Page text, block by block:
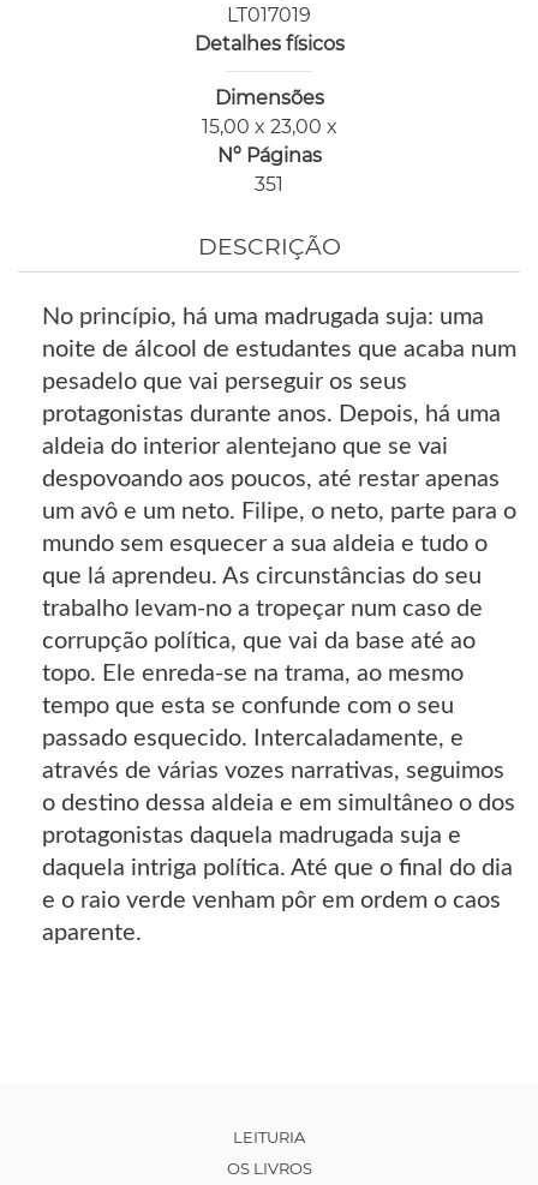
LT017019
Detalhes físicos
Dimensões
15,00 x 23,00 x
Nº Páginas
351
DESCRIÇÃO
No princípio, há uma madrugada suja: uma
noite de álcool de estudantes que acaba num
pesadelo que vai perseguir os seus
protagonistas durante anos. Depois, há uma
aldeia do interior alentejano que se vai
despovoando aos poucos, até restar apenas
um avô e um neto. Filipe, o neto, parte para o
mundo sem esquecer a sua aldeia e tudo o
que lá aprendeu. As circunstâncias do seu
trabalho levam-no a tropeçar num caso de
corrupção política, que vai da base até ao
topo. Ele enreda-se na trama, ao mesmo
tempo que esta se confunde com o seu
passado esquecido. Intercaladamente, e
através de várias vozes narrativas, seguimos
o destino dessa aldeia e em simultâneo o dos
protagonistas daquela madrugada suja e
daquela intriga política. Até que o final do dia
e o raio verde venham pôr em ordem o caos
aparente.
LEITURIA
OS LIVROS